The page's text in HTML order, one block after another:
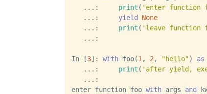
   ...:
print ( 'enter function
   ...:
yield
None
   ...:
print ( 'leave function
   ...:
In [3]: with foo(1 , 2 , "hello") as
   ...:
print ( 'after yield,
   ...:
enter function foo with args and